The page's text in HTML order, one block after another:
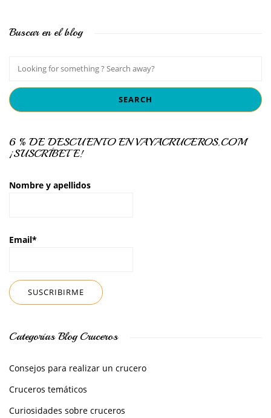
Buscar en el blog
6 % DE DESCUENTO EN VAYACRUCEROS.COM
¡SUSCRÍBETE!
Nombre y apellidos
Email*
Categorías Blog Cruceros
Consejos para realizar un crucero
Cruceros temáticos
Curiosidades sobre cruceros